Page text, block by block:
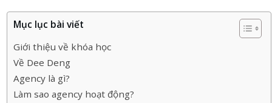
Mục lục bài viết
Giới thiệu về khóa học
Về Dee Deng
Agency là gì?
Làm sao agency hoạt động?